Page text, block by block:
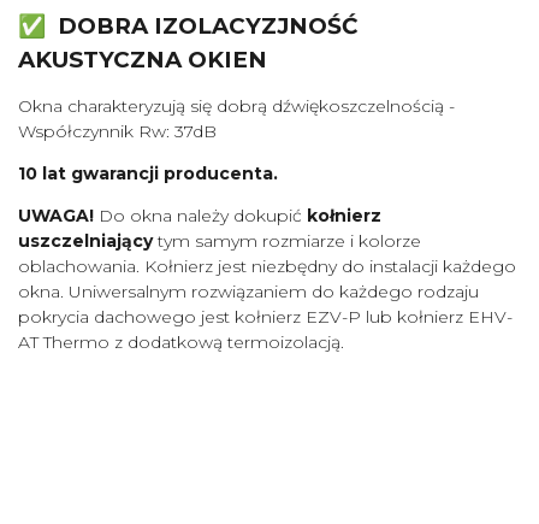
✅ DOBRA IZOLACYZJNOŚĆ
AKUSTYCZNA OKIEN
Okna charakteryzują się dobrą dźwiękoszczelnością -
Współczynnik Rw: 37dB
10 lat gwarancji producenta.
UWAGA! Do okna należy dokupić kołnierz
uszczelniającytym samym rozmiarze i kolorze
oblachowania. Kołnierz jest niezbędny do instalacji każdego
okna. Uniwersalnym rozwiązaniem do każdego rodzaju
pokrycia dachowego jest kołnierz EZV-P lub kołnierz EHV-
AT Thermo z dodatkową termoizolacją.